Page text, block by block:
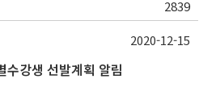
2839
강생 선발계획 알림
2020-12-15